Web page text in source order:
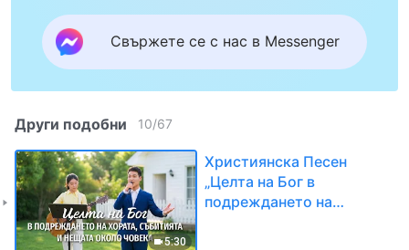
Свържете се с нас в Messenger
Други подобни 10/67
5:30
Християнска Песен
„Целта на Бог в
подреждането на